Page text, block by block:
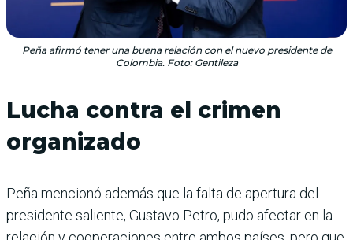
Peña afirmó tener una buena relación con el nuevo presidente de
Colombia. Foto: Gentileza
Lucha contra el crimen
organizado
Peña mencionó además que la falta de apertura del
presidente saliente, Gustavo Petro, pudo afectar en la